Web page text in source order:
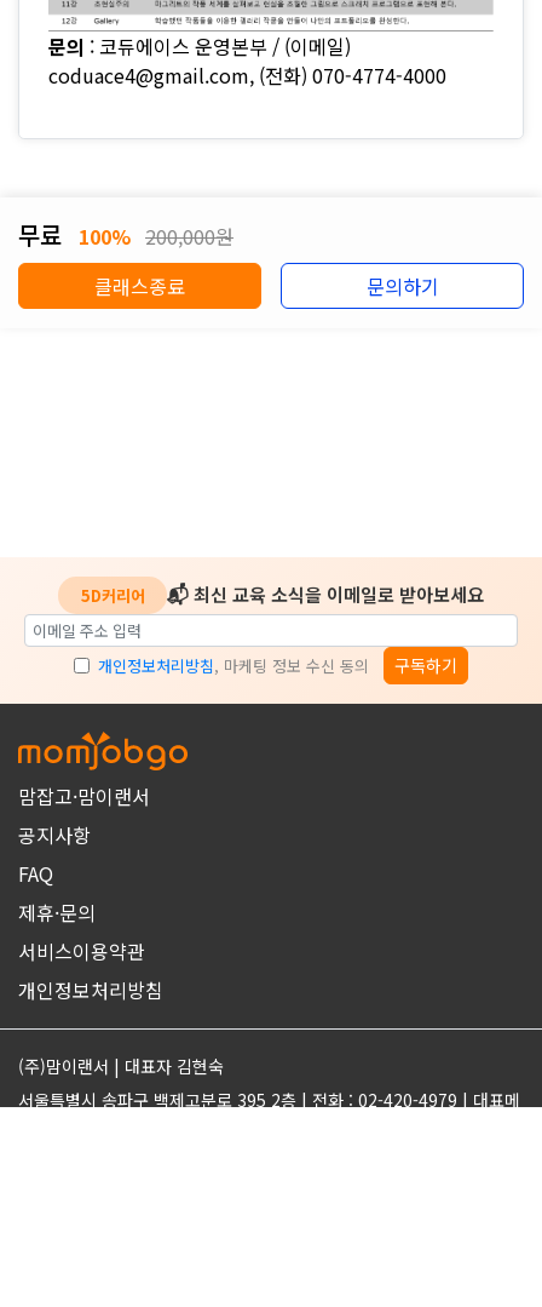
문의 : 코듀에이스 운영본부 / (이메일)
coduace4@gmail.com, (전화) 070-4774-4000
무료 100% 200,000원
클래스종료
문의하기
5D커리어 📬 최신 교육 소식을 이메일로 받아보세요
개인정보처리방침, 마케팅 정보 수신 동의 구독하기
맘잡고·맘이랜서
공지사항
FAQ
제휴·문의
서비스이용약관
개인정보처리방침
(주)맘이랜서 | 대표자 김현숙
서울특별시 송파구 백제고분로 395 2층 | 전화 : 02-420-4979 | 대표메